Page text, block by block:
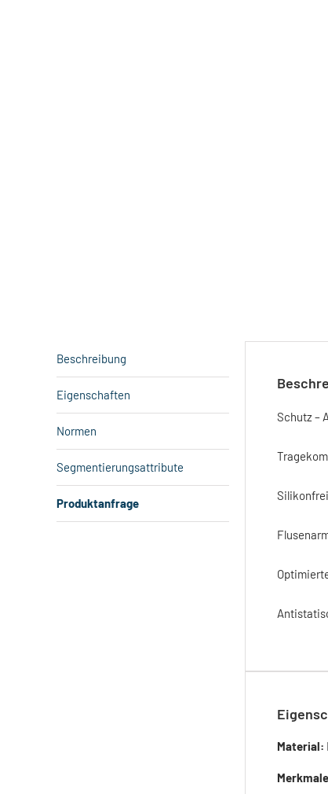
Beschreibung
Eigenschaften
Normen
Segmentierungsattribute
Produktanfrage
Schutz –
Material: